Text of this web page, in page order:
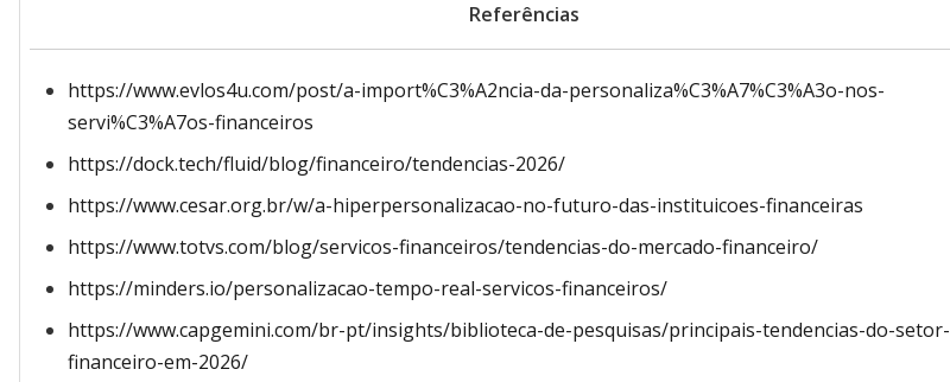
Referências
https://www.evlos4u.com/post/a-import%C3%A2ncia-da-personaliza%C3%A7%C3%A3o-nos-
servi%C3%A7os-financeiros
https://dock.tech/fluid/blog/financeiro/tendencias-2026/
https://www.cesar.org.br/w/a-hiperpersonalizacao-no-futuro-das-instituicoes-financeiras
https://www.totvs.com/blog/servicos-financeiros/tendencias-do-mercado-financeiro/
https://minders.io/personalizacao-tempo-real-servicos-financeiros/
https://www.capgemini.com/br-pt/insights/biblioteca-de-pesquisas/principais-tendencias-do-setor-
financeiro-em-2026/